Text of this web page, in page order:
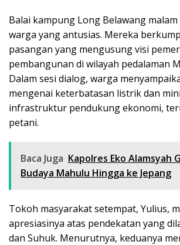
Balai kampung Long Belawang
warga yang antusias. Mereka
pasangan yang mengusung visi
pembangunan di wilayah pedalaman
Dalam sesi dialog, warga
mengenai keterbatasan listrik dan
infrastruktur pendukung ekonomi,
petani.
Baca Juga Kapolres Eko Alamsyah
Budaya Mahulu Hingga ke Jepang
Tokoh masyarakat setempat, Yulius,
apresiasinya atas pendekatan yang
dan Suhuk. Menurutnya, keduanya